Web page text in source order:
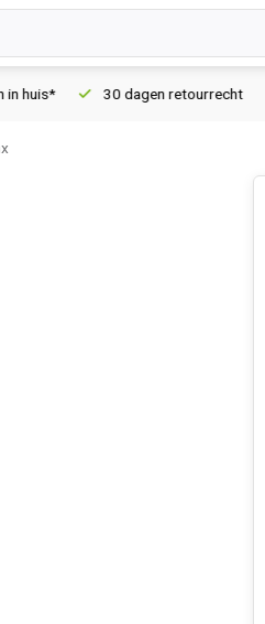
30 dagen retourrecht